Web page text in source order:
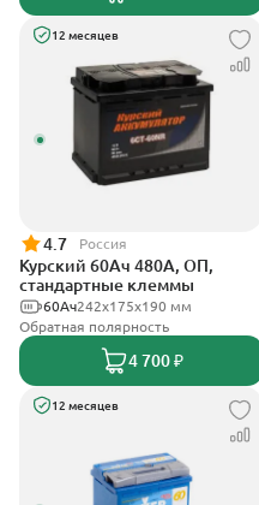
12 месяцев
4.7 Россия
Курский 60Ач 480А, ОП,
стандартные клеммы
242x175x190 мм
60Ач
Обратная полярность
4 700 ₽
12 месяцев